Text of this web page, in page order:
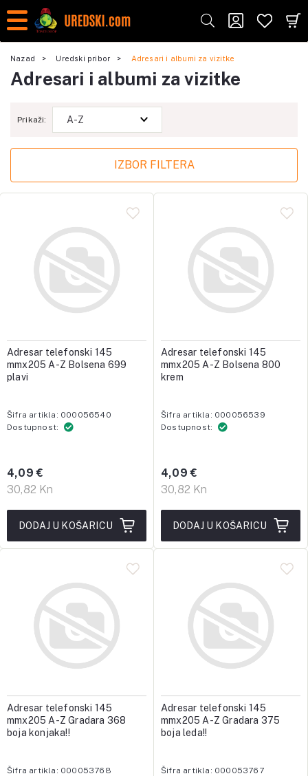
Nazad Uredski pribor Adresari i albumi za vizitke
Adresari i albumi za vizitke
Prikaži:
IZBOR FILTERA
Adresar telefonski 145
mmx205 A-Z Bolsena 699
plavi
Šifra artikla: 000056540
Dostupnost:
30,82 Kn
4,09 €
DODAJ U KOŠARICU
Adresar telefonski 145
mmx205 A-Z Bolsena 800
krem
Šifra artikla: 000056539
Dostupnost:
30,82 Kn
4,09 €
DODAJ U KOŠARICU
Adresar telefonski 145
mmx205 A-Z Gradara 368
boja konjaka!!
Šifra artikla: 000053768
Adresar telefonski 145
mmx205 A-Z Gradara 375
boja leda!!
Šifra artikla: 000053767